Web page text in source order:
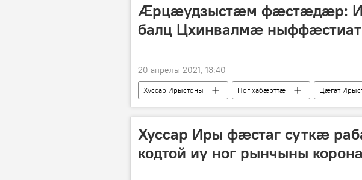
Æрцæудзыстæм фæстæдæр:
балц Цхинвалмæ ныффæстиат
20 апрелы 2021, 13:40
Хуссар Ирыстоны Ног хабӕрттӕ Цӕгат
Хуссар Иры фӕстаг суткӕ
кодтой иу ног рынчыны